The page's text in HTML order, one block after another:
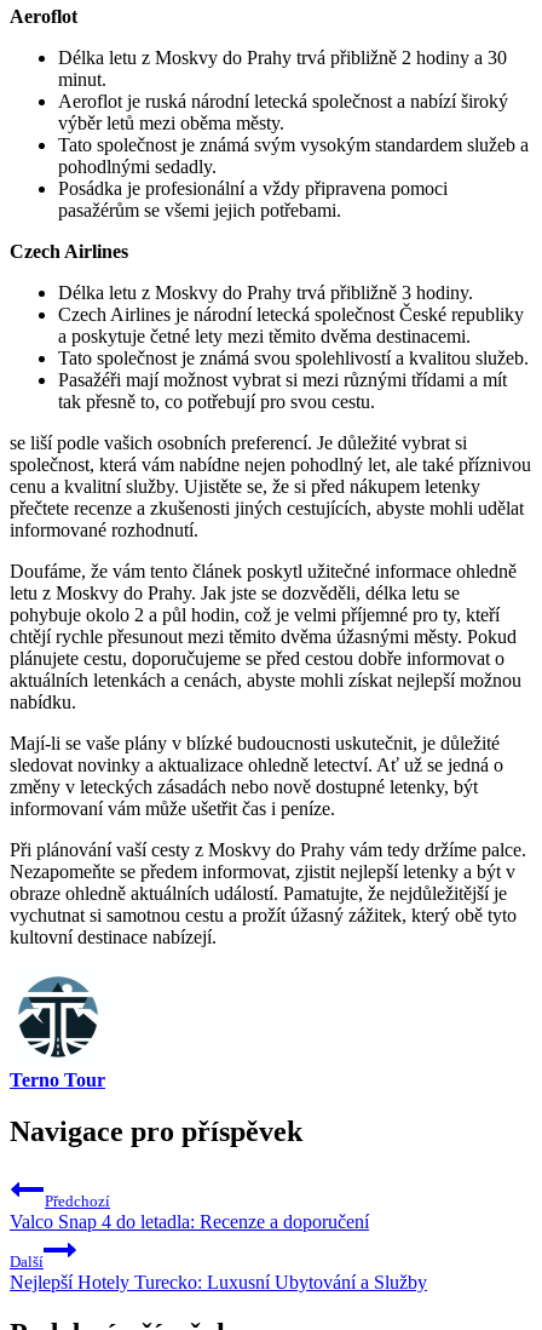
Aeroflot
Délka letu z Moskvy do Prahy trvá přibližně 2 hodiny a 30
minut.
Aeroflot je ruská národní letecká společnost a nabízí široký
výběr letů mezi oběma městy.
Tato společnost je známá svým vysokým standardem služeb a
pohodlnými sedadly.
Posádka je profesionální a vždy připravena pomoci
pasažérům se všemi jejich potřebami.
Czech Airlines
Délka letu z Moskvy do Prahy trvá přibližně 3 hodiny.
Czech Airlines je národní letecká společnost České republiky
a poskytuje četné lety mezi těmito dvěma destinacemi.
Tato společnost je známá svou spolehlivostí a kvalitou služeb.
Pasažéři mají možnost vybrat si mezi různými třídami a mít
tak přesně to, co potřebují pro svou cestu.
se liší podle vašich osobních preferencí. Je důležité vybrat si
společnost, která vám nabídne nejen pohodlný let, ale také příznivou
cenu a kvalitní služby. Ujistěte se, že si před nákupem letenky
přečtete recenze a zkušenosti jiných cestujících, abyste mohli udělat
informované rozhodnutí.
Doufáme, že vám tento článek poskytl užitečné informace ohledně
letu z Moskvy do Prahy. Jak jste se dozvěděli, délka letu se
pohybuje okolo 2 a půl hodin, což je velmi příjemné pro ty, kteří
chtějí rychle přesunout mezi těmito dvěma úžasnými městy. Pokud
plánujete cestu, doporučujeme se před cestou dobře informovat o
aktuálních letenkách a cenách, abyste mohli získat nejlepší možnou
nabídku.
Mají-li se vaše plány v blízké budoucnosti uskutečnit, je důležité
sledovat novinky a aktualizace ohledně letectví. Ať už se jedná o
změny v leteckých zásadách nebo nově dostupné letenky, být
informovaní vám může ušetřit čas i peníze.
Při plánování vaší cesty z Moskvy do Prahy vám tedy držíme palce.
Nezapomeňte se předem informovat, zjistit nejlepší letenky a být v
obraze ohledně aktuálních událostí. Pamatujte, že nejdůležitější je
vychutnat si samotnou cestu a prožít úžasný zážitek, který obě tyto
kultovní destinace nabízejí.
Terno Tour
Navigace pro příspěvek
Předchozí
Valco Snap 4 do letadla: Recenze a doporučení
Další
Nejlepší Hotely Turecko: Luxusní Ubytování a Služby